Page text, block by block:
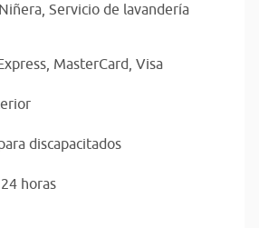
Niñera, Servicio de lavandería
MasterCard, Visa
discapacitados
horas